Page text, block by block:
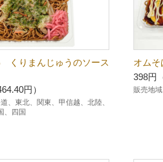
くりまんじゅうのソース
円）
、東北、関東、甲信越、北陸、
、四国
オムそ
398円
販売地